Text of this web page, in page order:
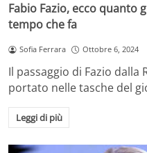
Fabio Fazio, ecco quanto
tempo che fa
Sofia Ferrara Ottobre 6, 2024
Il passaggio di Fazio dalla
portato nelle tasche del
Leggi di più